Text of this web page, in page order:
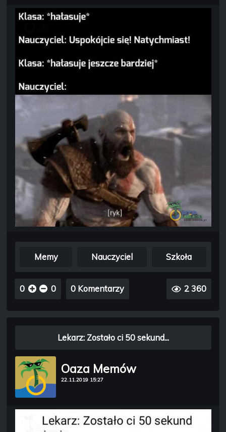
Memy Nauczyciel Szkoła
0 0 0 Komentarzy 2 360
Oaza Memów
22.11.2019 15:27
Lekarz: Zostało ci 50 sekund...